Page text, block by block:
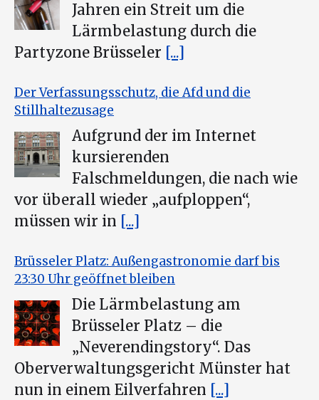
Jahren ein Streit um die
Lärmbelastung durch die
Partyzone Brüsseler [...]
Der Verfassungsschutz, die Afd und die
Stillhaltezusage
Aufgrund der im Internet
kursierenden
Falschmeldungen, die nach wie
vor überall wieder „aufploppen“,
müssen wir in [...]
Brüsseler Platz: Außengastronomie darf bis
23:30 Uhr geöffnet bleiben
Die Lärmbelastung am
Brüsseler Platz – die
„Neverendingstory“. Das
Oberverwaltungsgericht Münster hat
nun in einem Eilverfahren [...]